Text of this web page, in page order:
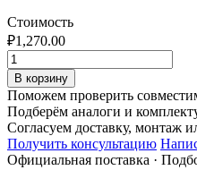
Стоимость
₽1,270.00
Количество
товара
Переход
250х250/
ф200
из
оцинкованной
В корзину
Поможем проверить
Подберём аналоги и
Согласуем доставку, монтаж
Получить консультацию
Официальная поставка ·